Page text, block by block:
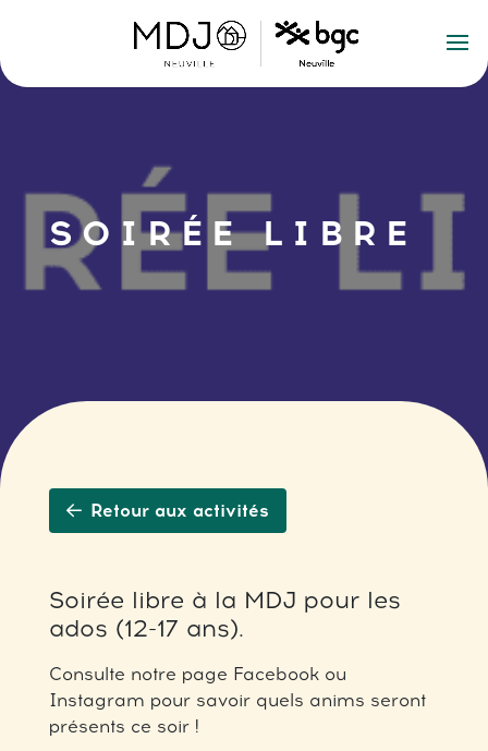
SOIRÉE LIBRE
Retour aux activités
Soirée libre à la MDJ pour les
ados (12-17 ans).
Consulte notre page Facebook ou
Instagram pour savoir quels anims seront
présents ce soir !